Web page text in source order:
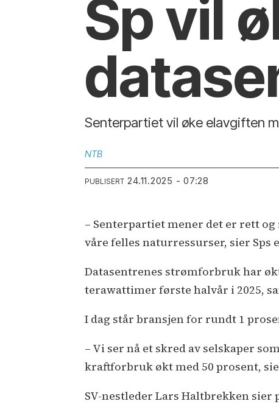
Sp vil
Senterpartiet vil øke elavgiften
NTB
PUBLISERT 24.11.2025 - 07:28
– Senterpartiet mener det er rett
våre felles naturressurser, sier
Datasentrenes strømforbruk har
terawattimer første halvår i 2025,
I dag står bransjen for rundt 1
– Vi ser nå et skred av selskaper
kraftforbruk økt med 50 prosent,
SV-nestleder Lars Haltbrekken